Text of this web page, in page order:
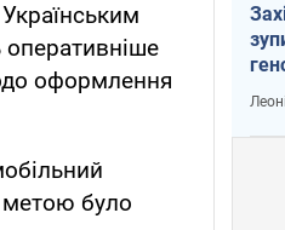
оформлення
метою було